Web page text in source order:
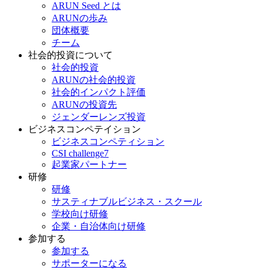
ARUN Seed とは
ARUNの歩み
団体概要
チーム
社会的投資について
社会的投資
ARUNの社会的投資
社会的インパクト評価
ARUNの投資先
ジェンダーレンズ投資
ビジネスコンペテイション
ビジネスコンペティション
CSI challenge7
起業家パートナー
研修
研修
サスティナブルビジネス・スクール
学校向け研修
企業・自治体向け研修
参加する
参加する
サポーターになる